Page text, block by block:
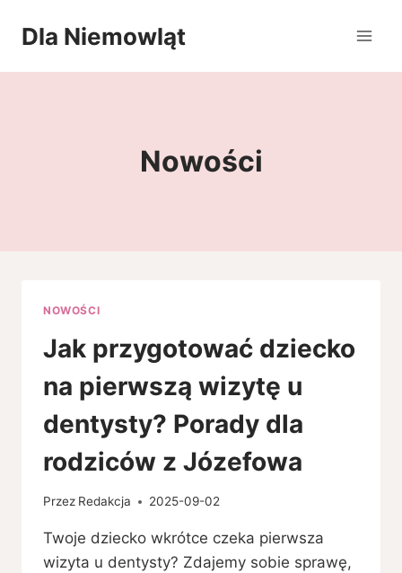
Dla Niemowląt
Nowości
NOWOŚCI
Jak przygotować dziecko
na pierwszą wizytę u
dentysty? Porady dla
rodziców z Józefowa
Przez Redakcja 2025-09-02
Twoje dziecko wkrótce czeka pierwsza
wizyta u dentysty? Zdajemy sobie sprawę,